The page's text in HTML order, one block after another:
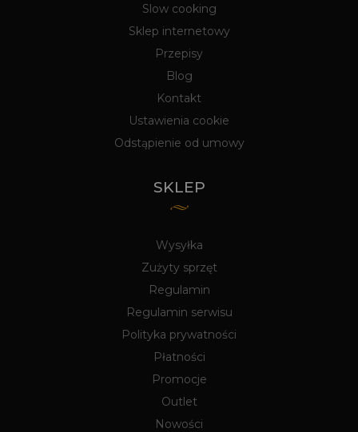
Slow cooking
Sklep internetowy
Przepisy
Blog
Kontakt
Ustawienia cookie
Odstąpienie od umowy
SKLEP
Wysyłka
Zużyty sprzęt
Regulamin
Regulamin serwisu
Polityka prywatności
Płatności
Promocje
Outlet
Nowości